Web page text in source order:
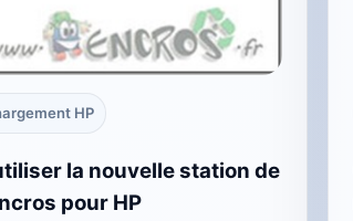
HP
la nouvelle station de
pour HP